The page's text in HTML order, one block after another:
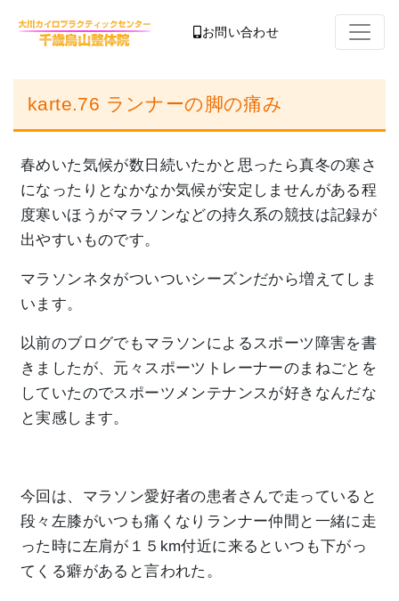
お問い合わせ
karte.76 ランナーの脚の痛み
春めいた気候が数日続いたかと思ったら真冬の寒さ
になったりとなかなか気候が安定しませんがある程
度寒いほうがマラソンなどの持久系の競技は記録が
出やすいものです。
マラソンネタがついついシーズンだから増えてしま
います。
以前のブログでもマラソンによるスポーツ障害を書
きましたが、元々スポーツトレーナーのまねごとを
していたのでスポーツメンテナンスが好きなんだな
と実感します。
今回は、マラソン愛好者の患者さんで走っていると
段々左膝がいつも痛くなりランナー仲間と一緒に走
った時に左肩が１５km付近に来るといつも下がっ
てくる癖があると言われた。